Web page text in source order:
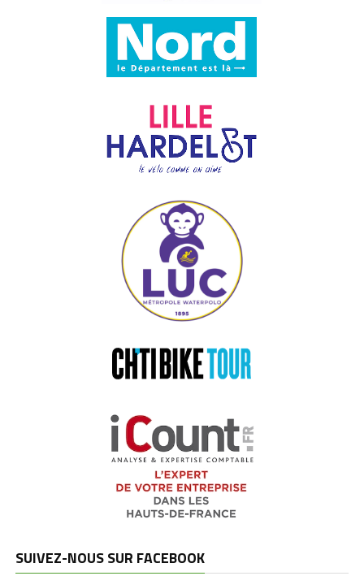
SUIVEZ-NOUS SUR FACEBOOK